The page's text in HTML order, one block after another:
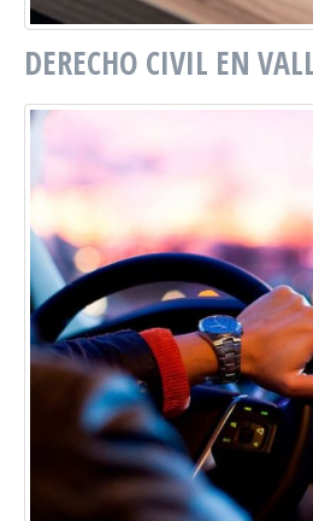
DERECHO CIVIL EN